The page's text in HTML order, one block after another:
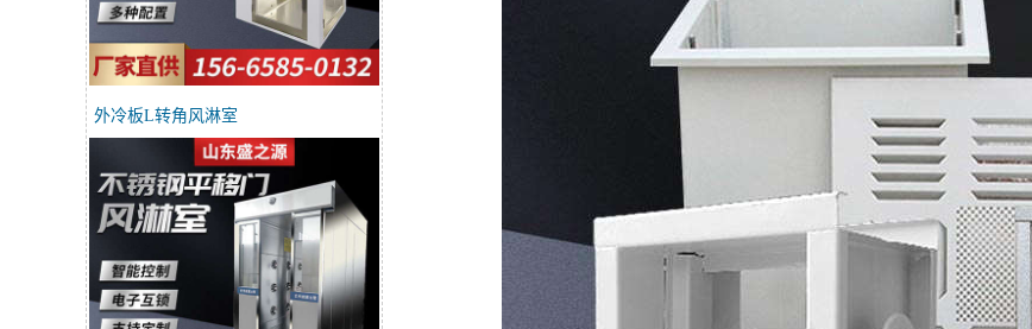
外冷板L转角风淋室